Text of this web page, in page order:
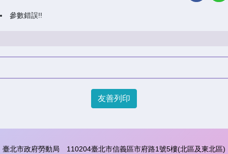
參數錯誤!!
友善列印
臺北市政府勞動局 110204臺北市信義區市府路1號5樓(北區及東北區)